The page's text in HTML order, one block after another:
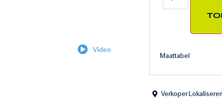
Video
Maattabel
Verkoper Lokaliseren